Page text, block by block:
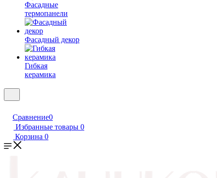
Фасадные
термопанели
Фасадный декор
Гибкая
керамика
Сравнение0
Избранные товары 0
Корзина 0